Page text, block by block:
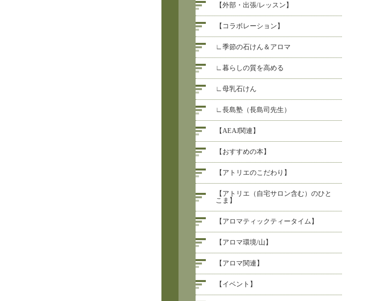
【外部・出張/レッスン】
【コラボレーション】
∟季節の石けん＆アロマ
∟暮らしの質を高める
∟母乳石けん
∟長島塾（長島司先生）
【AEAJ関連】
【おすすめの本】
【アトリエのこだわり】
【アトリエ（自宅サロン含む）のひと
こま】
【アロマティックティータイム】
【アロマ環境/山】
【アロマ関連】
【イベント】